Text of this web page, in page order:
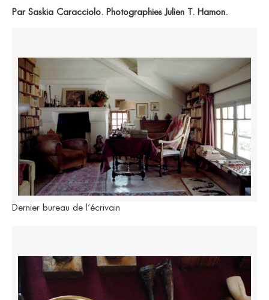
Par Saskia Caracciolo. Photographies Julien T. Hamon.
Dernier bureau de l’écrivain